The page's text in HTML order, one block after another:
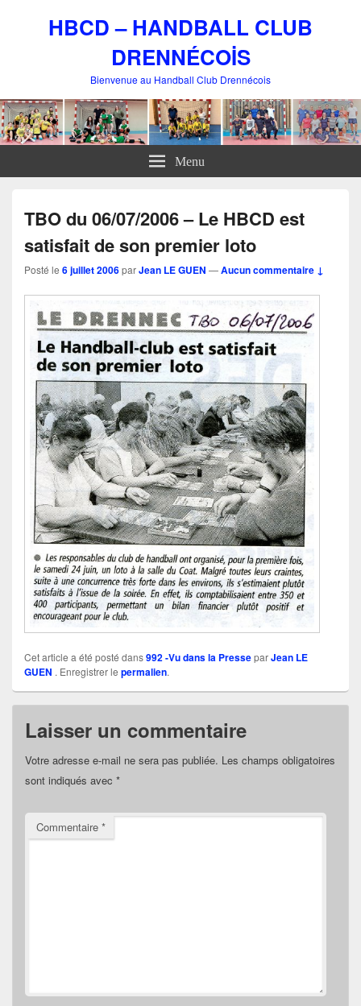
HBCD – HANDBALL CLUB
DRENNÉCOİS
Bienvenue au Handball Club Drennécois
Menu
TBO du 06/07/2006 – Le HBCD est
satisfait de son premier loto
Posté le 6 juillet 2006parJean LE GUEN —Aucun commentaire ↓
Cet article a été posté dans992 -Vu dans la PresseparJean LE
GUEN . Enregistrer le permalien.
Laisser un commentaire
Votre adresse e-mail ne sera pas publiée. Les champs obligatoires
sont indiqués avec *
Commentaire *